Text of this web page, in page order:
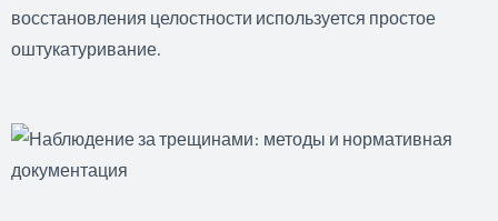
восстановления целостности используется простое
оштукатуривание.